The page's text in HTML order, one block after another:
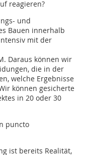
reagieren?
und
Bauen innerhalb
mit der
Daraus können wir
die in der
welche Ergebnisse
können gesicherte
in 20 oder 30
puncto
ist bereits Realität,